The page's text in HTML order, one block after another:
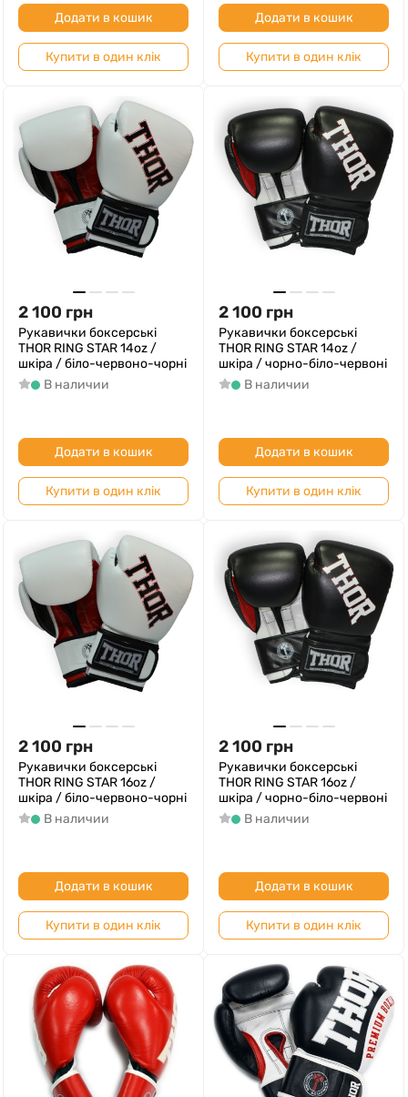
Додати в кошик
Купити в один клік
Додати в кошик
Купити в один клік
2 100 грн
Рукавички боксерські
THOR RING STAR 14oz /
шкіра / біло-червоно-чорні
В наличии
Додати в кошик
Купити в один клік
2 100 грн
Рукавички боксерські
THOR RING STAR 14oz /
шкіра / чорно-біло-червоні
В наличии
Додати в кошик
Купити в один клік
2 100 грн
Рукавички боксерські
THOR RING STAR 16oz /
шкіра / біло-червоно-чорні
В наличии
Додати в кошик
Купити в один клік
2 100 грн
Рукавички боксерські
THOR RING STAR 16oz /
шкіра / чорно-біло-червоні
В наличии
Додати в кошик
Купити в один клік